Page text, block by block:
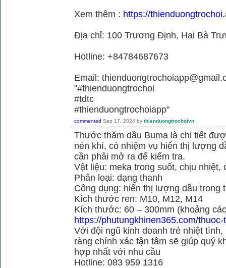
Xem thêm : https://
Địa chỉ: 100 Trương Định, Hai Bà
Hotline: +84784687673
Email:
"#thienduongtrochoi
#tdtc
#thienduongtrochoiapp"
commented Sep 17, 2024 by thienduongtrochoivn
Thước thăm dầu Buma là chi tiết
nén khí, có nhiệm vụ hiển thị lượng
cần phải mở ra để kiểm tra.
Vật liệu: meka trong suốt, chịu nhiệt,
Phân loại: dạng thanh
Công dụng: hiển thị lượng dầu trong
Kích thước ren: M10, M12, M14
Kích thước: 60 – 300mm (khoảng
https://phutungkhinen365.com/
Với đội ngũ kinh doanh trẻ nhiệt
ràng chính xác tận tâm sẽ giúp quý
hợp nhất với nhu cầu
Hotline: 083 959 1316